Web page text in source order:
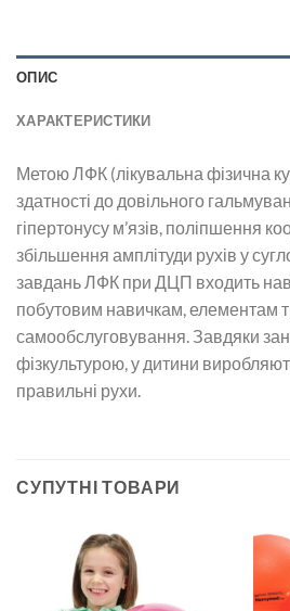
ОПИС
ХАРАКТЕРИСТИКИ
Метою ЛФК (лікувальна фізична
здатності до довільного
гіпертонусу м’язів, поліпшення
збільшення амплітуди рухів у
завдань ЛФК при ДЦП входить
побутовим навичкам, елементам
самообслуговування. Завдяки
фізкультурою, у дитини
правильні рухи.
СУПУТНІ ТОВАРИ